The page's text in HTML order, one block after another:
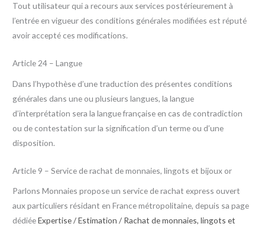
Tout utilisateur qui a recours aux services postérieurement à
l’entrée en vigueur des conditions générales modifiées est réputé
avoir accepté ces modifications.
Article 24 – Langue
Dans l’hypothèse d’une traduction des présentes conditions
générales dans une ou plusieurs langues, la langue
d’interprétation sera la langue française en cas de contradiction
ou de contestation sur la signification d’un terme ou d’une
disposition.
Article 9 – Service de rachat de monnaies, lingots et bijoux or
Parlons Monnaies propose un service de rachat express ouvert
aux particuliers résidant en France métropolitaine, depuis sa page
dédiéeExpertise / Estimation / Rachat de monnaies, lingots et